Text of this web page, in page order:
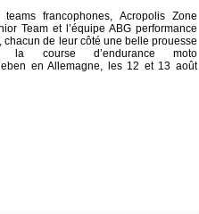
francophones, Acropolis Zone
Team et l’équipe ABG performance
chacun de leur côté une belle prouesse
course d’endurance moto
en Allemagne, les 12 et 13 août